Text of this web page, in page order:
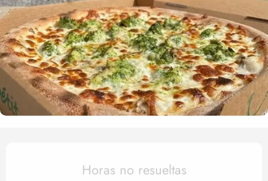
Horarios y datos de
Horas no resueltas